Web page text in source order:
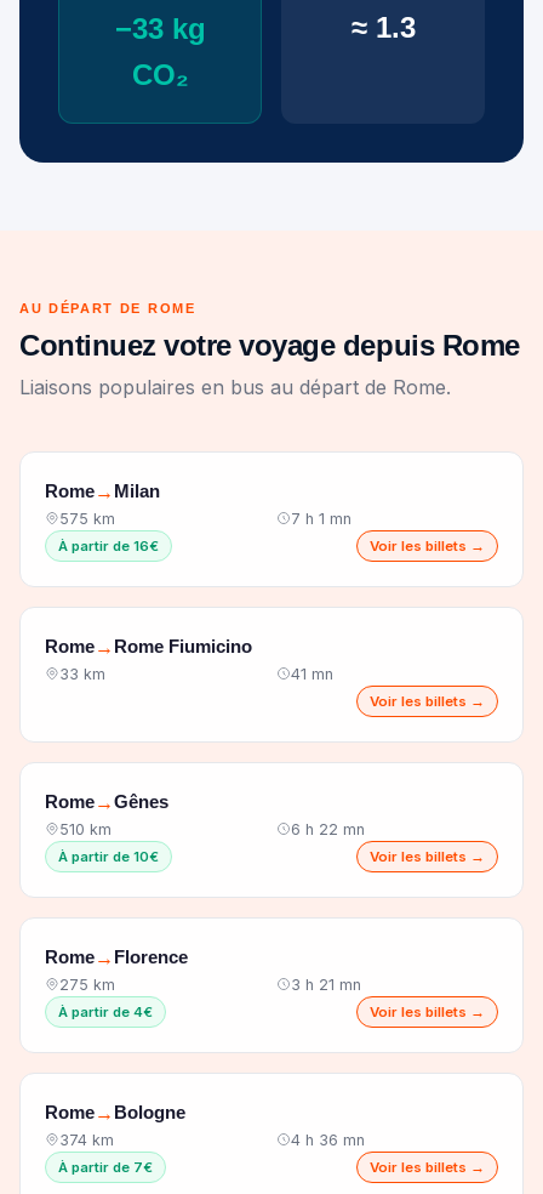
−33 kg
CO₂
≈ 1.3
AU DÉPART DE ROME
Continuez votre voyage depuis Rome
Liaisons populaires en bus au départ de Rome.
Rome→ Milan
575 km 7 h 1 mn
À partir de 16€ Voir les billets →
Rome→ Rome Fiumicino
33 km 41 mn
Voir les billets →
Rome→Gênes
510 km 6 h 22 mn
À partir de 10€ Voir les billets →
Rome→ Florence
275 km 3 h 21 mn
À partir de 4€ Voir les billets →
Rome→ Bologne
374 km 4 h 36 mn
À partir de 7€ Voir les billets →